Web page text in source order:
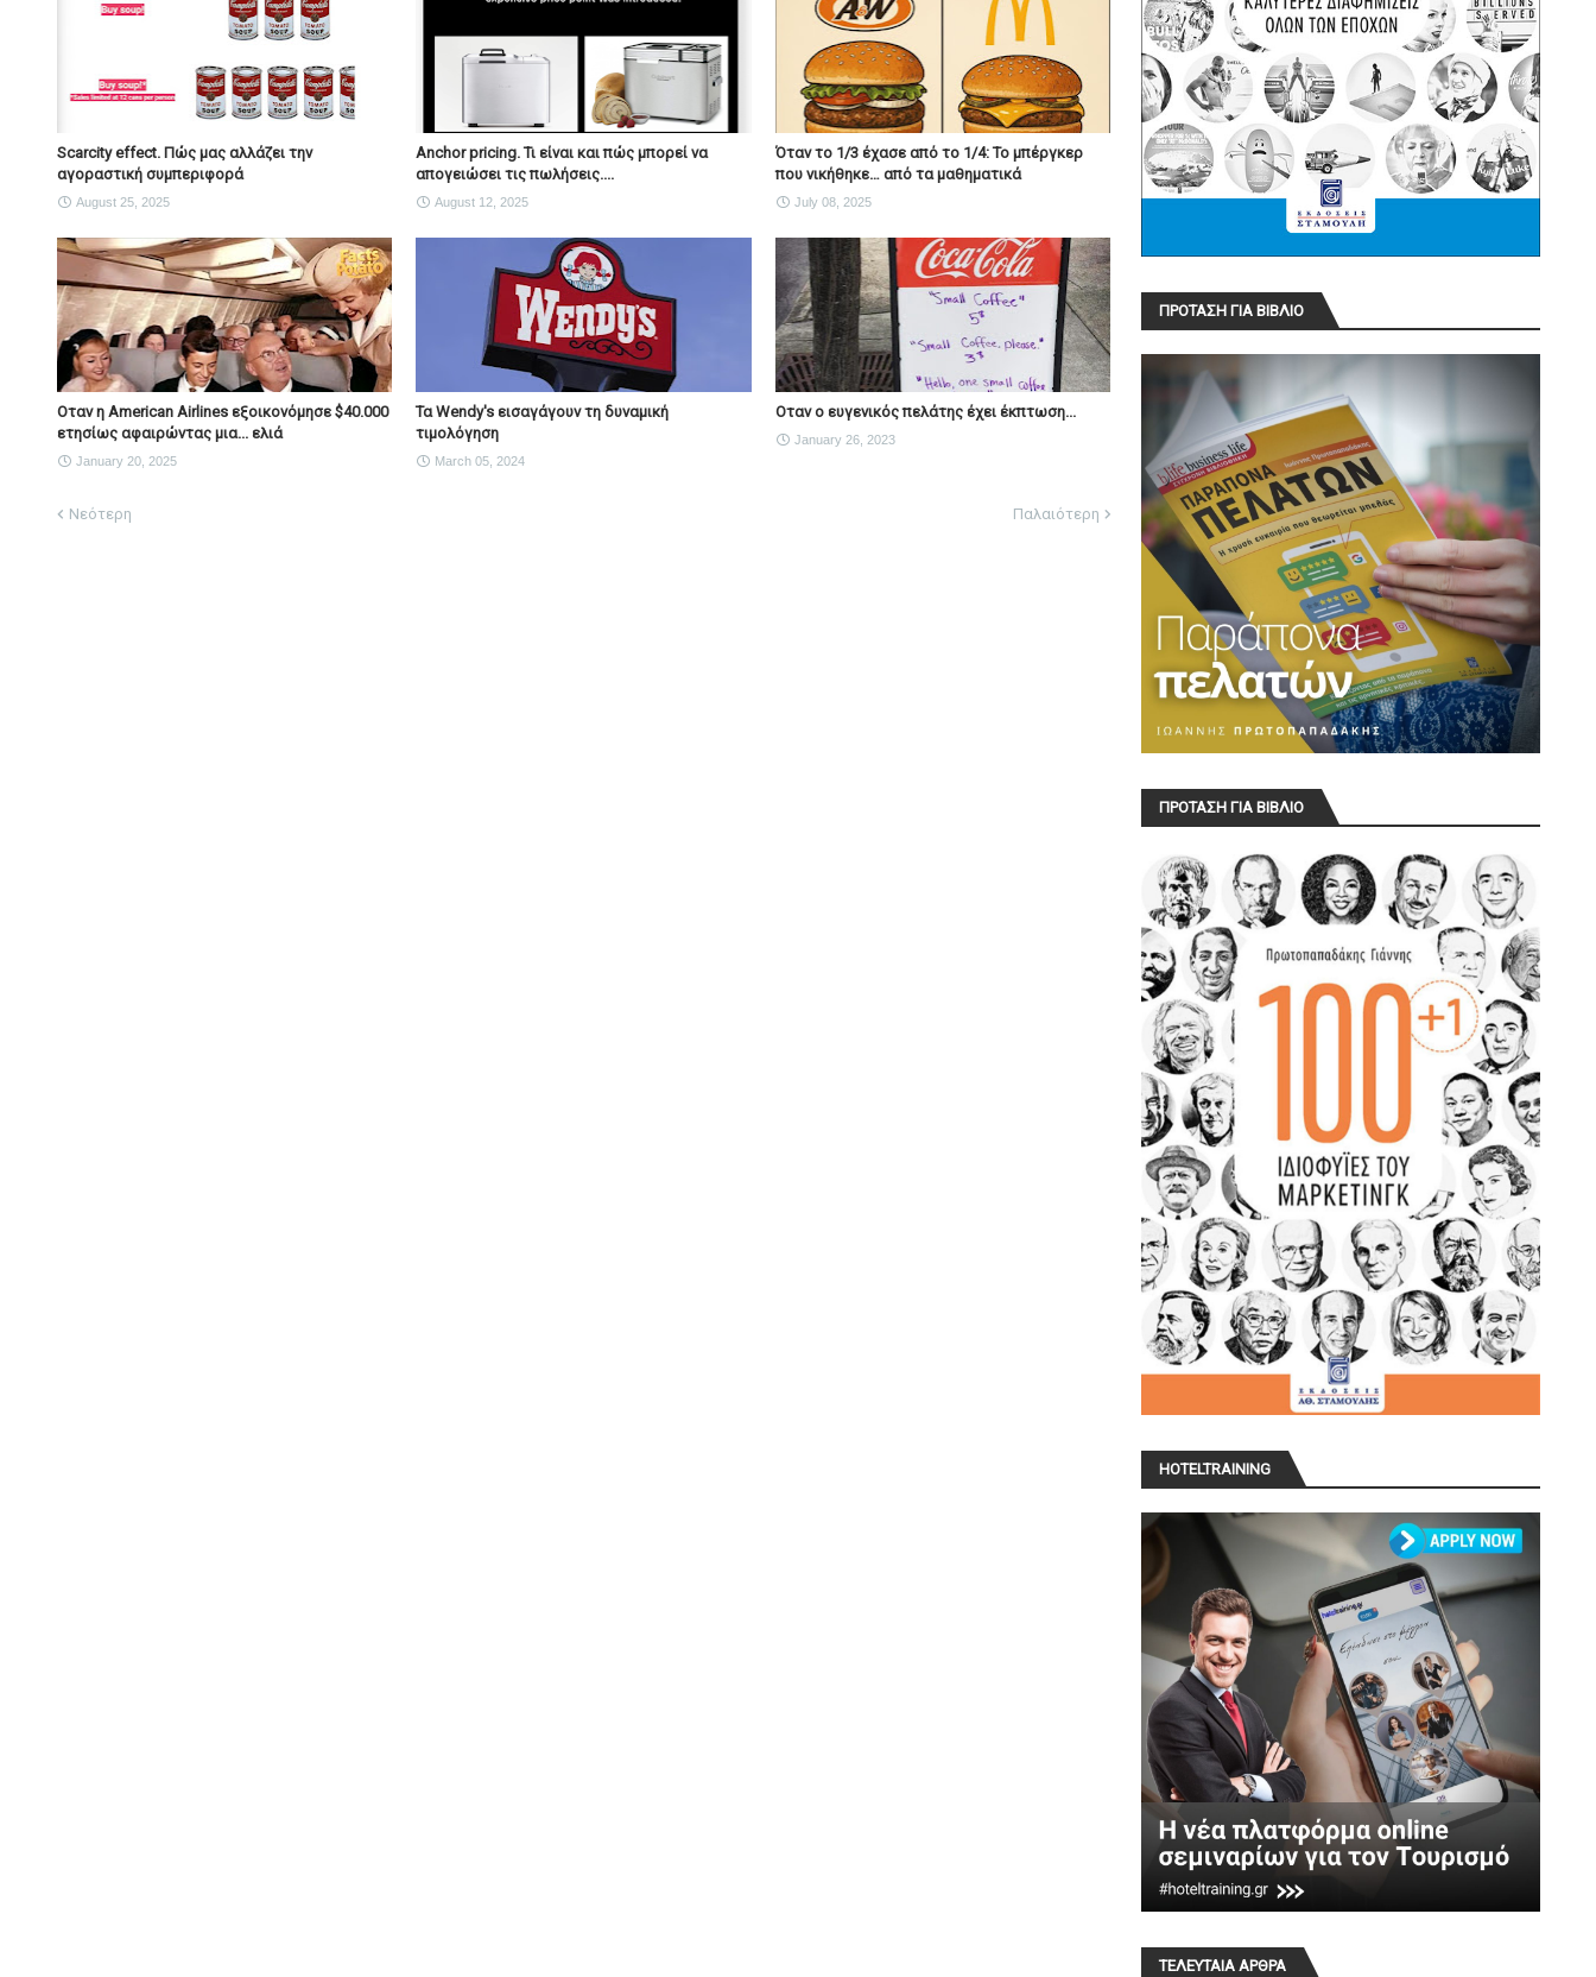
Scarcity effect. Πώς μας αλλάζει την
αγοραστική συμπεριφορά
August 25, 2025
Anchor pricing. Τι είναι και πώς μπορεί να
απογειώσει τις πωλήσεις....
August 12, 2025
Όταν το 1/3 έχασε από το 1/4: Το μπέργκερ
που νικήθηκε… από τα μαθηματικά
July 08, 2025
Οταν η American Airlines εξοικονόμησε $40.000
ετησίως αφαιρώντας μια... ελιά
January 20, 2025
Τα Wendy's εισαγάγουν τη δυναμική
τιμολόγηση
March 05, 2024
Οταν ο ευγενικός πελάτης έχει έκπτωση...
January 26, 2023
Νεότερη Παλαιότερη
ΠΡΟΤΑΣΗ ΓΙΑ ΒΙΒΛΙΟ
ΠΡΟΤΑΣΗ ΓΙΑ ΒΙΒΛΙΟ
HOTELTRAINING
ΤΕΛΕΥΤΑΙΑ ΑΡΘΡΑ